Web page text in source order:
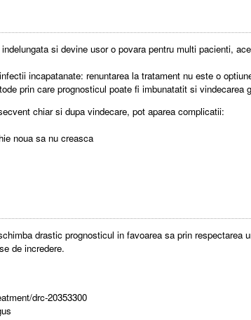
si devine usor o povara pentru multi pacienti,
incapatanate: renuntarea la tratament nu este o
prin care prognosticul poate fi imbunatatit si vindecarea
chiar si dupa vindecare, pot aparea complicatii:
noua sa nu creasca
drastic prognosticul in favoarea sa prin
de incredere.
drc-20353300